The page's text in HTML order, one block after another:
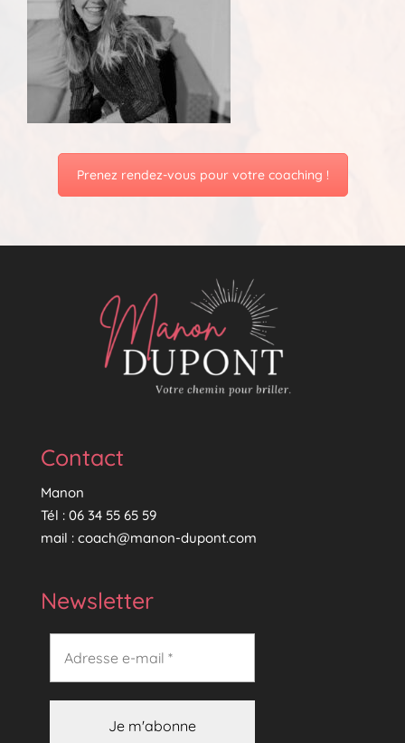
Prenez rendez-vous pour votre coaching !
Contact
Manon
Tél : 06 34 55 65 59
mail : coach@manon-dupont.com
Newsletter